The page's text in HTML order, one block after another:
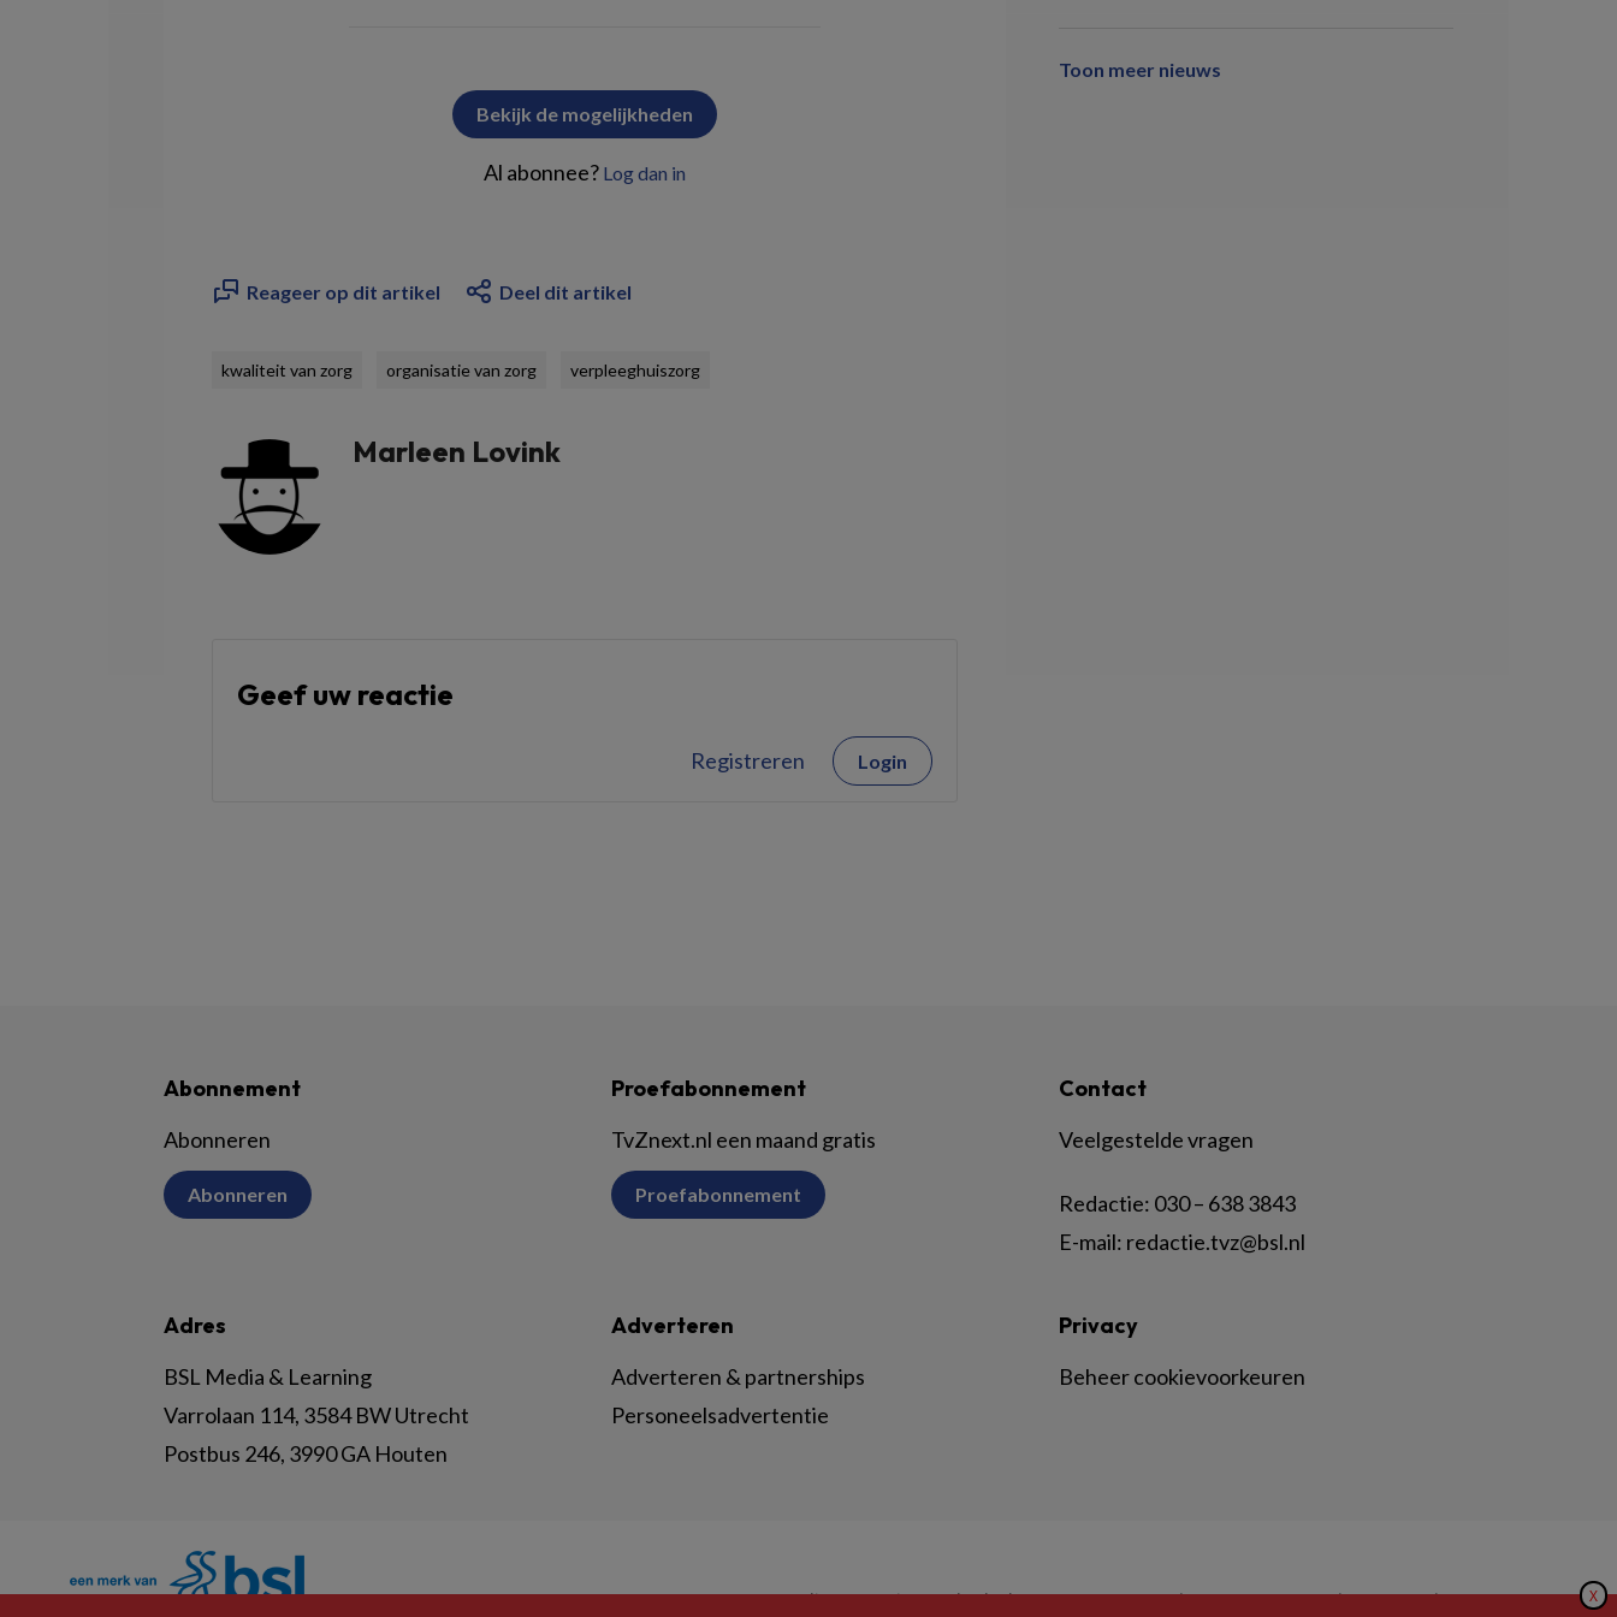
Bekijk de mogelijkheden
Al abonnee? Log dan in
Reageer op dit artikel Deel dit artikel
kwaliteit van zorg organisatie van zorg verpleeghuiszorg
Marleen Lovink
Geef uw reactie
Registreren Login
Toon meer nieuws
Abonnement
Abonneren
Abonneren
Proefabonnement
TvZnext.nl een maand gratis
Proefabonnement
Contact
Veelgestelde vragen
Redactie: 030 – 638 3843
E-mail: redactie.tvz@bsl.nl
Adres
BSL Media & Learning
Varrolaan 114, 3584 BW Utrecht
Postbus 246, 3990 GA Houten
Adverteren
Adverteren & partnerships
Personeelsadvertentie
Privacy
Beheer cookievoorkeuren
© BSL Media & Learning, onderdeel vanSpringer Nature|Privacy Statement|Disclaimer|Voorwaarden X